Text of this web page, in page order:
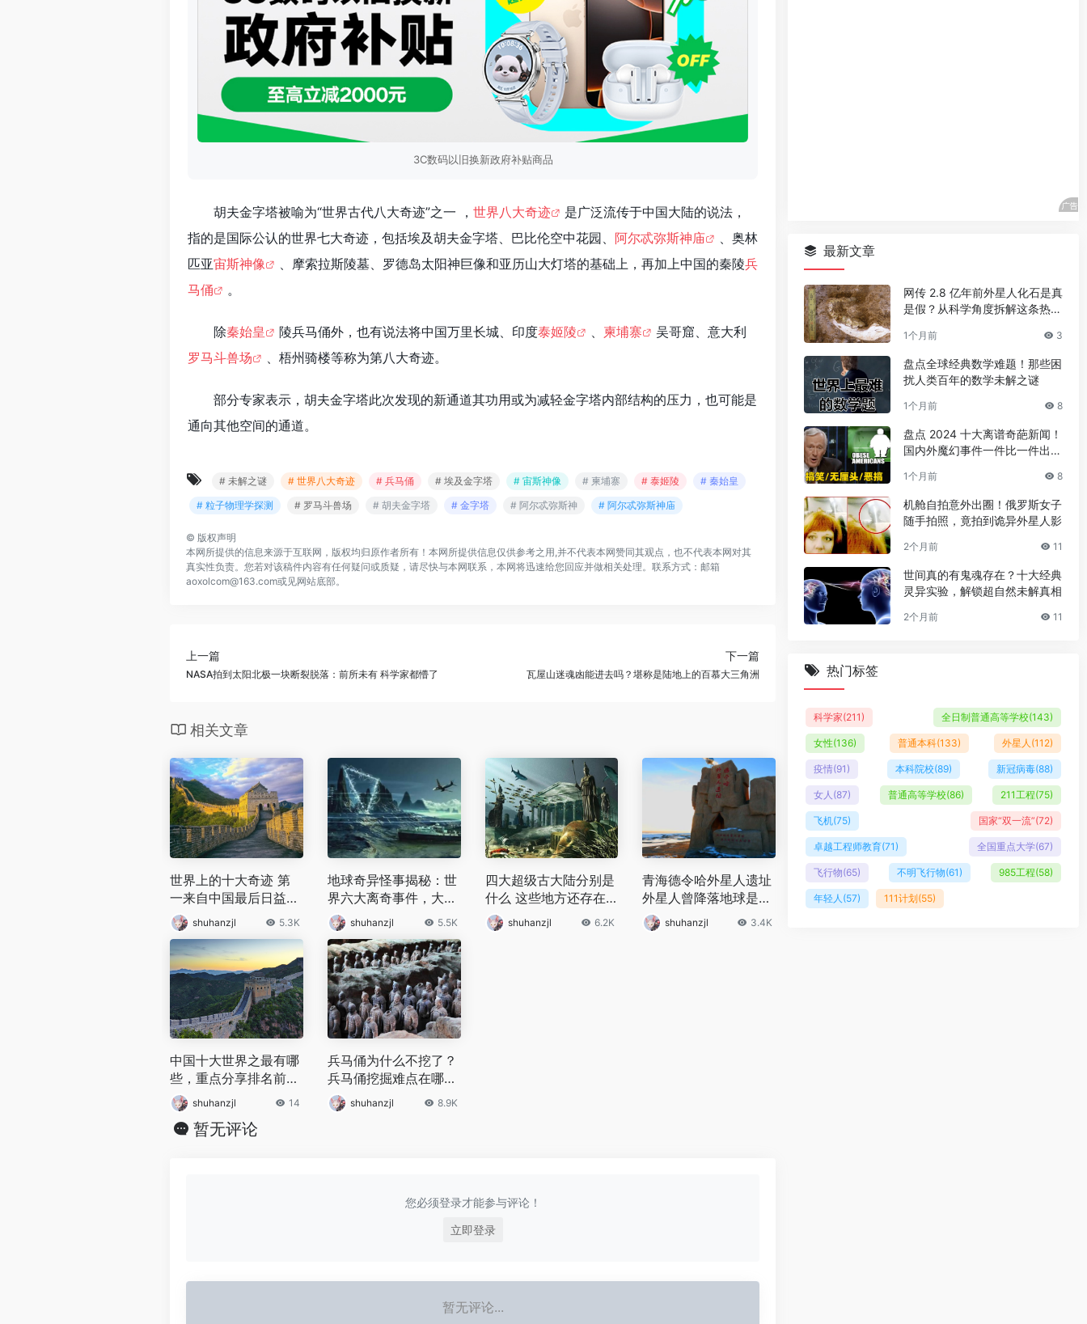
3C数码以旧换新政府补贴商品
胡夫金字塔被喻为“世界古代八大奇迹”之一 ， 世界八大奇迹
是广泛流传于中国大陆的说法，
指的是国际公认的世界七大奇迹，包括埃及胡夫金字塔、巴比伦空中花园、 阿尔忒弥斯神庙
、奥林
匹亚宙斯神像 、摩索拉斯陵墓、罗德岛太阳神巨像和亚历山大灯塔的基础上，再加上中国的秦陵兵
马俑
。
除秦始皇 陵兵马俑外，也有说法将中国万里长城、印度泰姬陵 柬埔寨
吴哥窟、意大利
罗马斗兽场
、梧州骑楼等称为第八大奇迹。
部分专家表示，胡夫金字塔此次发现的新通道其功用或为减轻金字塔内部结构的压力，也可能是
通向其他空间的通道。
# 未解之谜 # 世界八大奇迹 # 兵马俑 # 埃及金字塔 # 宙斯神像 # 柬埔寨 # 泰姬陵
# 秦始皇
# 粒子物理学探测
# 罗马斗兽场 # 胡夫金字塔 # 金字塔 # 阿尔忒弥斯神 # 阿尔忒弥斯神庙
© 版权声明
本网所提供的信息来源于互联网，版权均归原作者所有！本网所提供信息仅供参考之用,并不代表本网赞同其观点，也不代表本网对其
真实性负责。您若对该稿件内容有任何疑问或质疑，请尽快与本网联系，本网将迅速给您回应并做相关处理。联系方式：邮箱
aoxolcom@163.com或见网站底部。
上一篇
NASA拍到太阳北极一块断裂脱落：前所未有 科学家都懵了
下一篇
瓦屋山迷魂凼能进去吗？堪称是陆地上的百慕大三角洲
相关文章
世界上的十大奇迹 第
一来自中国最后日益倾
斜将会倒塌
shuhanzjl 5.3K
地球奇异怪事揭秘：世
界六大离奇事件，大多
是人为伪造
shuhanzjl 5.5K
四大超级古大陆分别是
什么 这些地方还存在
于世界上吗
shuhanzjl 6.2K
青海德令哈外星人遗址
外星人曾降落地球是真
的吗 shuhanzjl 3.4K
中国十大世界之最有哪
些，重点分享排名前三
的中国世界之最
shuhanzjl 14
兵马俑为什么不挖了？
兵马俑挖掘难点在哪
里？ shuhanzjl 8.9K
暂无评论
您必须登录才能参与评论！
立即登录
暂无评论...
最新文章
网传 2.8 亿年前外星人化石是真
是假？从科学角度拆解这条热门
1个月前 3
盘点全球经典数学难题！那些困
扰人类百年的数学未解之谜
1个月前 8
盘点 2024 十大离谱奇葩新闻！
国内外魔幻事件一件比一件出人
1个月前 8
机舱自拍意外出圈！俄罗斯女子
随手拍照，竟拍到诡异外星人影
2个月前 11
世间真的有鬼魂存在？十大经典
灵异实验，解锁超自然未解真相
2个月前 11
热门标签
科学家(211) 全日制普通高等学校(143)
女性(136) 普通本科(133) 外星人 (112)
疫情(91) 本科院校(89) 新冠病毒(88)
女人 (87) 普通高等学校(86) 211工程(75)
飞机(75) 国家“双一流”(72)
卓越工程师教育(71) 全国重点大学(67)
飞行物(65) 不明飞行物(61) 985工程(58)
年轻人 (57) 111计划(55)